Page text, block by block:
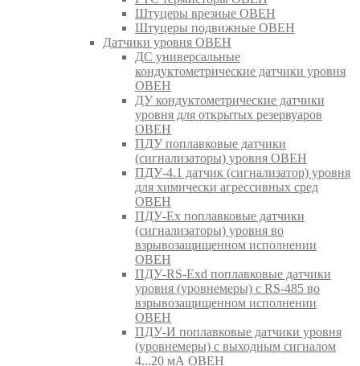
Штуцеры врезные ОВЕН
Штуцеры подвижные ОВЕН
Датчики уровня ОВЕН
ДС универсальные
кондуктометрические датчики уровня
ОВЕН
ДУ кондуктометрические датчики
уровня для открытых резервуаров
ОВЕН
ПДУ поплавковые датчики
(сигнализаторы) уровня ОВЕН
ПДУ-4.1 датчик (сигнализатор) уровня
для химически агрессивных сред
ОВЕН
ПДУ-Ex поплавковые датчики
(сигнализаторы) уровня во
взрывозащищенном исполнении
ОВЕН
ПДУ-RS-Exd поплавковые датчики
уровня (уровнемеры) с RS-485 во
взрывозащищенном исполнении
ОВЕН
ПДУ-И поплавковые датчики уровня
(уровнемеры) с выходным сигналом
4...20 мА ОВЕН